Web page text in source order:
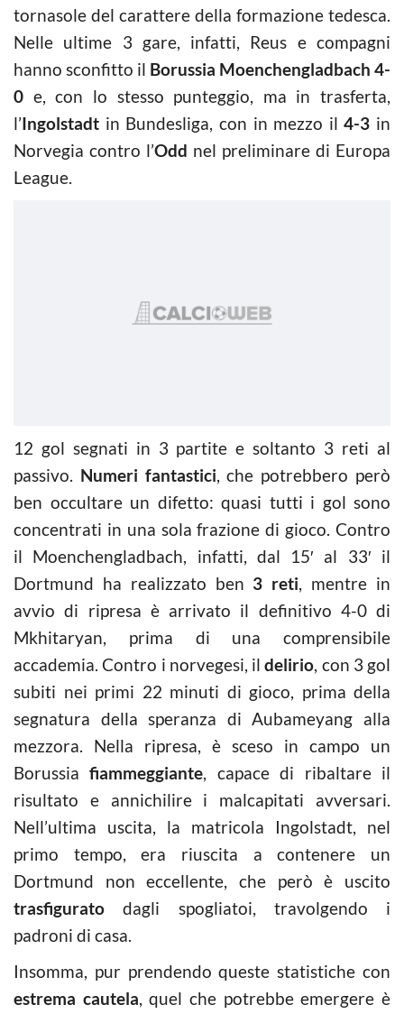
tornasole del carattere della formazione tedesca.
Nelle ultime 3 gare, infatti, Reus e compagni
hanno sconfitto il Borussia Moenchengladbach 4-
0 e, con lo stesso punteggio, ma in trasferta,
l’Ingolstadt in Bundesliga, con in mezzo il4-3 in
Norvegia contro l’Odd nel preliminare di Europa
League.
12 gol segnati in 3 partite e soltanto 3 reti al
passivo. Numeri fantastici, che potrebbero però
ben occultare un difetto: quasi tutti i gol sono
concentrati in una sola frazione di gioco. Contro
il Moenchengladbach, infatti, dal 15′ al 33′ il
Dortmund ha realizzato ben 3 reti, mentre in
avvio di ripresa è arrivato il definitivo 4-0 di
Mkhitaryan, prima di una comprensibile
accademia. Contro i norvegesi, ildelirio, con 3 gol
subiti nei primi 22 minuti di gioco, prima della
segnatura della speranza di Aubameyang alla
mezzora. Nella ripresa, è sceso in campo un
Borussiafiammeggiante, capace di ribaltare il
risultato e annichilire i malcapitati avversari.
Nell’ultima uscita, la matricola Ingolstadt, nel
primo tempo, era riuscita a contenere un
Dortmund non eccellente, che però è uscito
trasfigurato dagli spogliatoi, travolgendo i
padroni di casa.
Insomma, pur prendendo queste statistiche con
estrema cautela, quel che potrebbe emergere è